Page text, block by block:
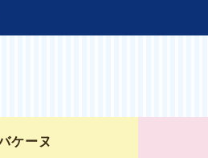
ケーヌ